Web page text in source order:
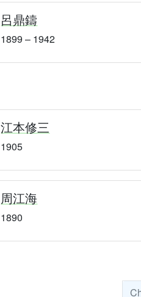
呂鼎鑄
1899 – 1942
江本修三
1905
周江海
1890